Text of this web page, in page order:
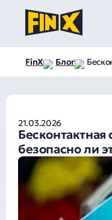
FinX Блог
21.03.2026
безопасно ли